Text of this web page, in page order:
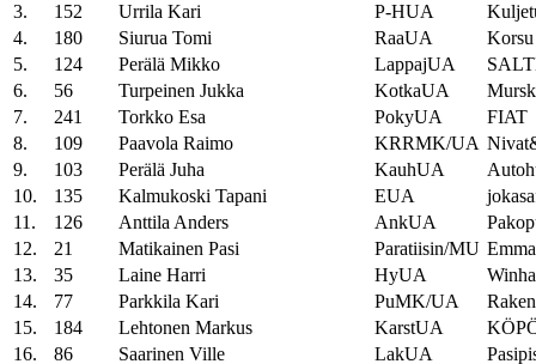
3.
152 Urrila Kari P-HUA
4.
180 Siurua Tomi RaaUA
5.
124 Perälä Mikko LappajUA
6.
56 Turpeinen Jukka KotkaUA
7.
241 Torkko Esa PokyUA
FIAT
8.
109 Paavola Raimo KRRMK/UA
9.
103 Perälä Juha KauhUA
10.
135 Kalmukoski Tapani EUA
11.
126 Anttila Anders AnkUA
12.
21 Matikainen Pasi Paratiisin/MU
13.
35 Laine Harri HyUA
14.
77 Parkkila Kari PuMK/UA
15.
184 Lehtonen Markus KarstUA
16.
86 Saarinen Ville LakUA